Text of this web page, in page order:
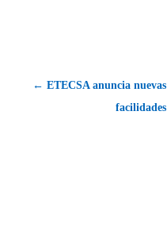
← ETECSA anuncia nuevas
facilidades